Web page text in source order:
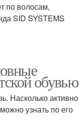
по волосам,
SID SYSTEMS
обувью
Насколько активно
узнать по его